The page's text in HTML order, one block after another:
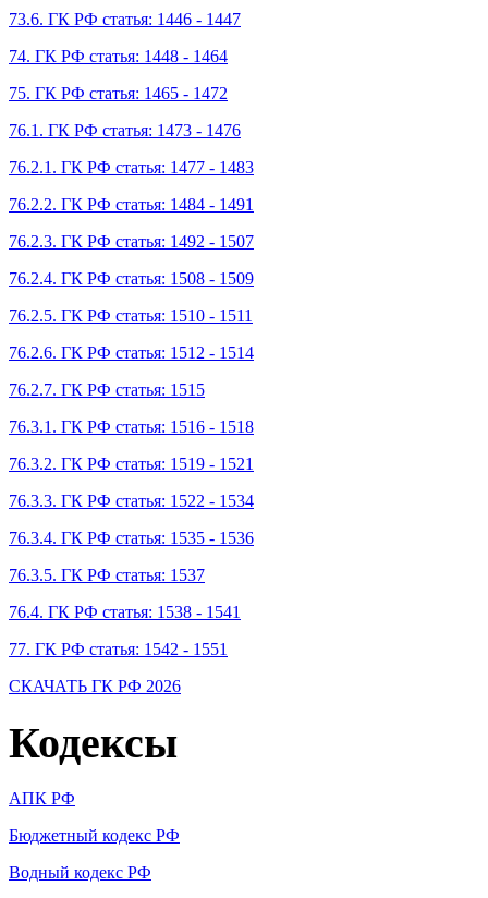
73.6. ГК РФ статья: 1446 - 1447
74. ГК РФ статья: 1448 - 1464
75. ГК РФ статья: 1465 - 1472
76.1. ГК РФ статья: 1473 - 1476
76.2.1. ГК РФ статья: 1477 - 1483
76.2.2. ГК РФ статья: 1484 - 1491
76.2.3. ГК РФ статья: 1492 - 1507
76.2.4. ГК РФ статья: 1508 - 1509
76.2.5. ГК РФ статья: 1510 - 1511
76.2.6. ГК РФ статья: 1512 - 1514
76.2.7. ГК РФ статья: 1515
76.3.1. ГК РФ статья: 1516 - 1518
76.3.2. ГК РФ статья: 1519 - 1521
76.3.3. ГК РФ статья: 1522 - 1534
76.3.4. ГК РФ статья: 1535 - 1536
76.3.5. ГК РФ статья: 1537
76.4. ГК РФ статья: 1538 - 1541
77. ГК РФ статья: 1542 - 1551
СКАЧАТЬ ГК РФ 2026
Кодексы
АПК РФ
Бюджетный кодекс РФ
Водный кодекс РФ